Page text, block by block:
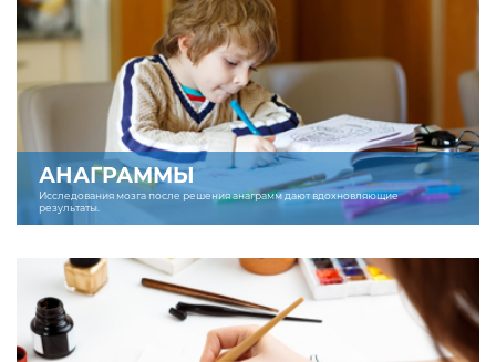
АНАГРАММЫ
Исследования мозга после решения анаграмм дают вдохновляющие
результаты.